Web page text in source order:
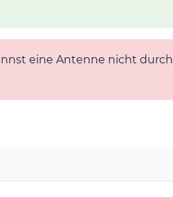
eine Antenne nicht durch